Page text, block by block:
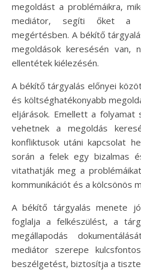
megoldást a problémáikra,
mediátor, segíti őket a
megértésben. A békítő
megoldások keresésén van,
ellentétek kiélezésén.
A békítő tárgyalás előnyei
és költséghatékonyabb
eljárások. Emellett a
vehetnek a megoldás
konfliktusok utáni kapcsolat
során a felek egy bizalmas
vitathatják meg a
kommunikációt és a kölcsönös
A békítő tárgyalás menete
foglalja a felkészülést, a
megállapodás
mediátor szerepe
beszélgetést, biztosítja a